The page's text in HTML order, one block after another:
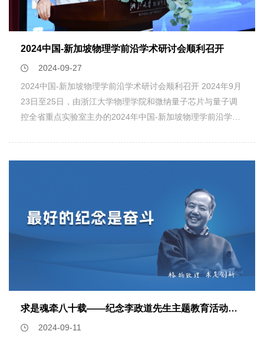
2024中国-新加坡物理学前沿学术研讨会顺利召开
2024-09-27
2024中国-新加坡物理学前沿学术研讨会顺利召开 2024年9月
23日至25日，由浙江大学物理学院和微纳量子芯片与量子调
控全省重点实验室主办的2024年中国-新加坡物理学前沿学术
学院顺利召开。来自新加坡国立大学、新加坡南洋理工大学以
理学前沿科学问题的深入研讨。微纳量子芯片与量子调控全省
重点实验室主任暨本次会议主席游建强教授主持开幕式，浙江
大学物理学院常务副院长王孝群教授在开幕式致辞，介绍物理
学院发展情况。此次研讨会是继2021年第16届中国-新加坡物
理学前沿学术研讨会后举办的第17届研讨会，也是疫情以来
举办的首场线下会议。在3天会期中，共有27个邀请报告，主
理前沿研究；（3）量子物理与量子信息前沿研究；（4）物
理学其它前沿领域。研讨会上，孙昌璞院士介绍了活性物质的
量子模型，为量子物理与生命科学的交叉研究提供了新思路；
求是魂牵八十载——纪念李政道先生主题教育活动举行
2024-09-11